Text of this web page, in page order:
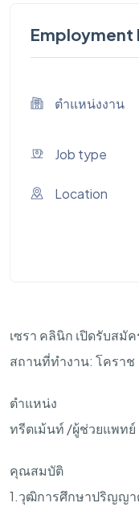
Employment
ตำแหน่งงาน
Job type
Location
เซรา คลินิก เปิดรับสมั
สถานที่ทำงาน: โคราช
ตำแหน่ง
ทรีตเม้นท์ /ผู้ช่วยแพทย์
คุณสมบัติ
1.วุฒิการศึกษาปริญญ